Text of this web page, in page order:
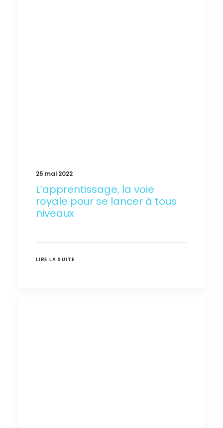
25 mai 2022
L’apprentissage, la voie
royale pour se lancer à tous
niveaux
LIRE LA SUITE